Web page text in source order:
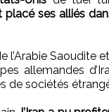
ses alliés
Saoudite
allemandes
de sociétés